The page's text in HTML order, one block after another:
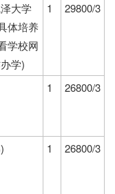
大学
体培养
学校网
学)
1 29800/3
1 26800/3
1 26800/3